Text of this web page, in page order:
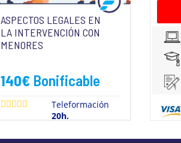
ASPECTOS LEGALES EN
LA INTERVENCIÓN CON
MENORES
140€ Bonificable
Teleformación
20h.